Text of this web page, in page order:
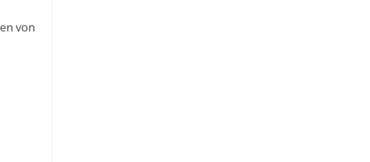
von